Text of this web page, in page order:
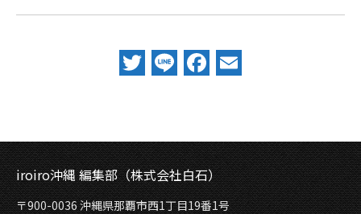
Twitter
LineFacebook
iroiro沖縄 編集部（株式会社白石）
〒900-0036 沖縄県那覇市西1丁目19番1号